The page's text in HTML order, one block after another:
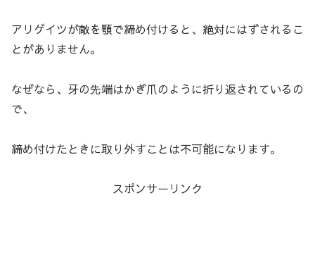
アリゲイツが敵を顎で締め付けると、絶対にはずされるこ
とがありません。
なぜなら、牙の先端はかぎ爪のように折り返されているの
で、
締め付けたときに取り外すことは不可能になります。
スポンサーリンク